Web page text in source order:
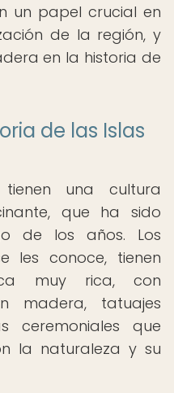
un papel crucial en
de la región, y
en la historia de
de las Islas
una cultura
que ha sido
de los años. Los
les conoce, tienen
muy rica, con
madera, tatuajes
ceremoniales que
la naturaleza y su